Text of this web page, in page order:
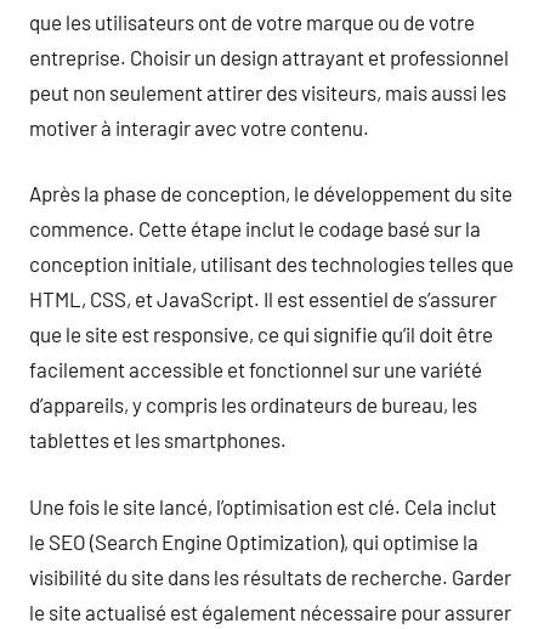
que les utilisateurs ont de votre marque ou de votre
entreprise. Choisir un design attrayant et professionnel
peut non seulement attirer des visiteurs, mais aussi les
motiver à interagir avec votre contenu.
Après la phase de conception, le développement du site
commence. Cette étape inclut le codage basé sur la
conception initiale, utilisant des technologies telles que
HTML, CSS, et JavaScript. Il est essentiel de s’assurer
que le site est responsive, ce qui signifie qu’il doit être
facilement accessible et fonctionnel sur une variété
d’appareils, y compris les ordinateurs de bureau, les
tablettes et les smartphones.
Une fois le site lancé, l’optimisation est clé. Cela inclut
le SEO (Search Engine Optimization), qui optimise la
visibilité du site dans les résultats de recherche. Garder
le site actualisé est également nécessaire pour assurer